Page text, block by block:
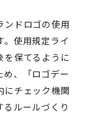
ンドロゴの使用
。使用規定ライ
を保てるように
め、「ロゴデー
にチェック機関
ルールづくり